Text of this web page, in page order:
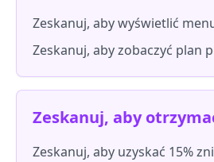
Zeskanuj, aby wyświetlić
Zeskanuj, aby zobaczyć plan
Zeskanuj, aby
Zeskanuj, aby uzyskać 15%